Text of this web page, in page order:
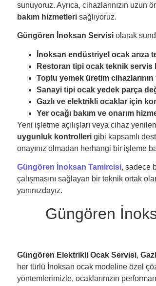
sunuyoruz. Ayrıca, cihazlarınızın uzun
bakım hizmetleri sağlıyoruz.
Güngören İnoksan Servisi olarak
İnoksan endüstriyel ocak arıza
Restoran tipi ocak teknik servis
Toplu yemek üretim cihazlarının
Sanayi tipi ocak yedek parça
Gazlı ve elektrikli ocaklar için
Yer ocağı bakım ve onarım
Yeni işletme açılışları veya cihaz
uygunluk kontrolleri gibi kapsamlı
onayınız olmadan herhangi bir işleme
Güngören İnoksan Tamircisi, sadece
çalışmasını sağlayan bir teknik ortak
yanınızdayız.
Güngören
Güngören Elektrikli Ocak Servisi,
her türlü İnoksan ocak modeline özel
yöntemlerimizle, ocaklarınızın